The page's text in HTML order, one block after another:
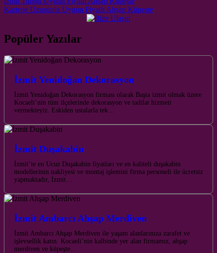
Kartepe Uzuntarla Uygun Fiyatlı Ahşap Küpeşte
Popüler Yazılar
İzmit Yenidoğan Dekorasyon
İzmit Yenidoğan Dekorasyon firması olarak Başta izmit olmak üzere
Kocaeli’nin tüm ilçelerinde dekorasyon ve tadilat hizmeti
vermekteyiz. Eskiden ustalarla tek…
İzmit Duşakabin
İzmit’te en Ucuz Duşakabin fiyatları ve en kaliteli duşakabin
modellerinin nakliyesi ve montaj işlemini firma personeli ile ücretsiz
yapmaktadır, İzmit…
İzmit Ambarcı Ahşap Merdiven
İzmit Ambarcı Ahşap Merdiven ile yaşam alanlarınıza zarafet ve
işlevsellik katın. Kocaeli’nin kalbinde yer alan firmamız, ahşap
merdiven ve küpeşte…